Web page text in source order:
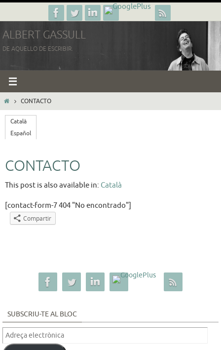
al
contenido
ALBERT GASSULL
DE AQUELLO DE ESCRIBIR.
INICIOCONTACTO
Català
Español
CONTACTO
This post is also available in: Català
[contact-form-7 404 "No encontrado"]
Compartir
SUBSCRIU-TE AL BLOC
Adreça
electrònica